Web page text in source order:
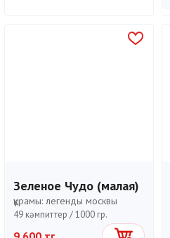
Зеленое Чудо (малая)
құрамы: легенды москвы
49 кәмпиттер /1000 гр.